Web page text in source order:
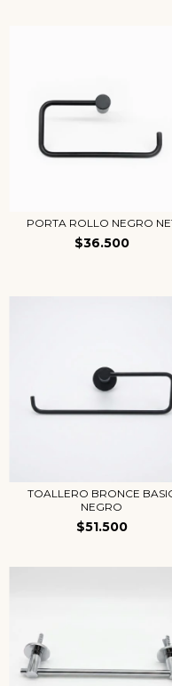
PORTA ROLLO NEGRO
$36.500
TOALLERO BRONCE
NEGRO
$51.500